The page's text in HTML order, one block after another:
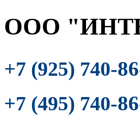
ООО
+7 (925) 740-
+7 (495) 740-